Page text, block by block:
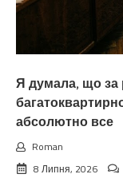
Я думала, що за
абсолютно все
Roman
8 Липня, 2026